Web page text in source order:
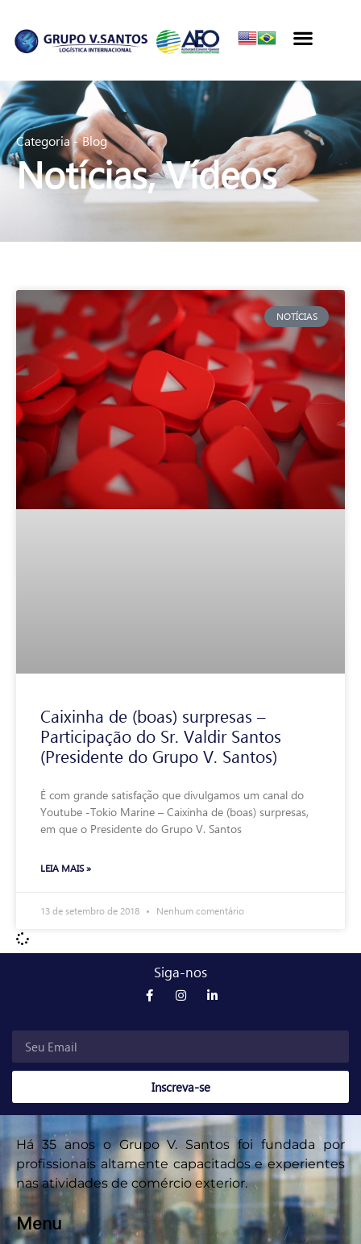
Categoria - Blog
Notícias,Vídeos
NOTÍCIAS
Caixinha de (boas) surpresas –
Participação do Sr. Valdir Santos
(Presidente do Grupo V. Santos)
É com grande satisfação que divulgamos um canal do
Youtube -Tokio Marine – Caixinha de (boas) surpresas,
em que o Presidente do Grupo V. Santos
LEIA MAIS »
13 de setembro de 2018 Nenhum comentário
Siga-nos
Inscreva-se
Há 35 anos o Grupo V. Santos foi fundada por
profissionais altamente capacitados e experientes
nas atividades de comércio exterior.
Menu